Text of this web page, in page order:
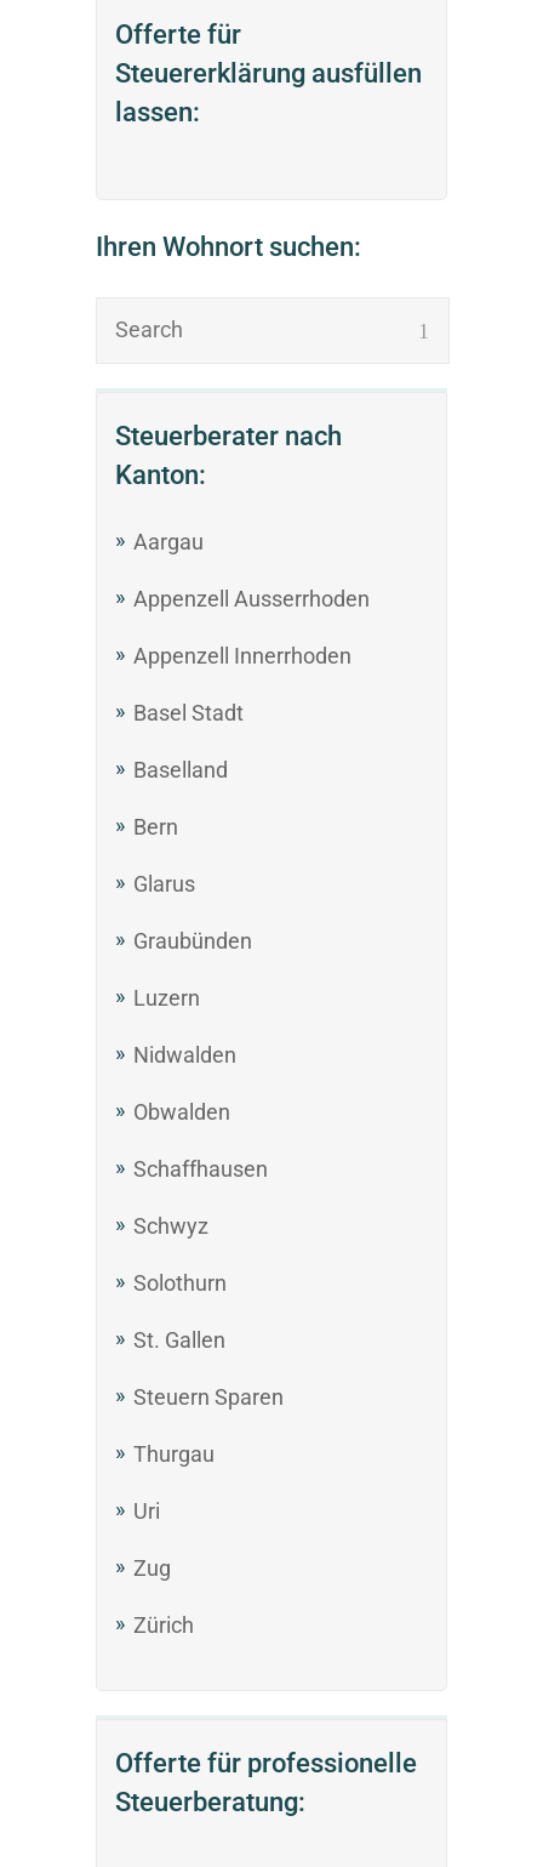
Offerte für
Steuererklärung ausfüllen
lassen:
Ihren Wohnort suchen:
Steuerberater nach
Kanton:
Aargau
Appenzell Ausserrhoden
Appenzell Innerrhoden
Basel Stadt
Baselland
Bern
Glarus
Graubünden
Luzern
Nidwalden
Obwalden
Schaffhausen
Schwyz
Solothurn
St. Gallen
Steuern Sparen
Thurgau
Uri
Zug
Zürich
Offerte für professionelle
Steuerberatung: